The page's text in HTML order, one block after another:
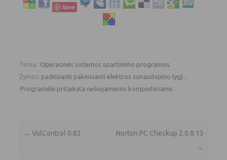
Save
Tema: Operacinės sistemos spartinimo programos
Žymos: padėsianti pakeisianti elektros sunaudojimo lygį.
Programėlė pritaikyta nešiojamiems kompiuteriams
Įrašo navigacija
← VolControl 0.82
Norton PC Checkup 2.0.8.13
→